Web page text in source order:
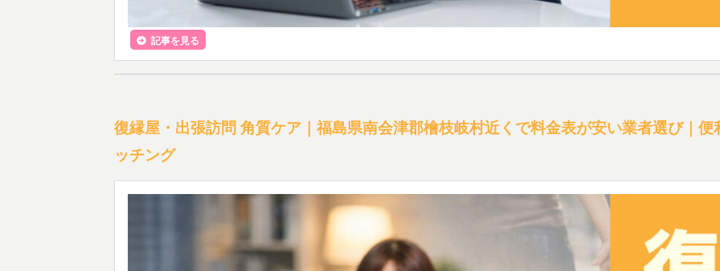
記事を見る
復縁屋・出張訪問 角質ケア｜福島県南会津郡檜枝岐村近くで料金表が安い業者選び｜便
ッチング